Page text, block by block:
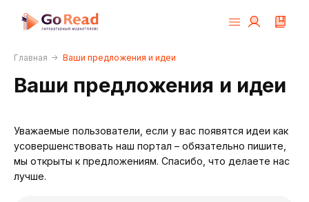
Главная Ваши предложения и идеи
Ваши предложения и идеи
Уважаемые пользователи, если у вас появятся идеи как
усовершенствовать наш портал – обязательно пишите,
мы открыты к предложениям. Спасибо, что делаете нас
лучше.